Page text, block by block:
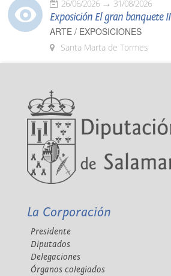
26/06/2026 31/08/2026
Exposición El gran banquete II
ARTE / EXPOSICIONES
Santa Marta de Tormes
La Corporación
Presidente
Diputados
Delegaciones
Órganos colegiados